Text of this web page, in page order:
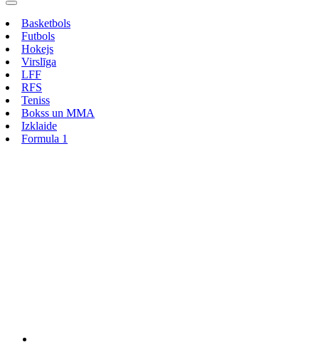
Basketbols
Futbols
Hokejs
Virslīga
LFF
RFS
Teniss
Bokss un MMA
Izklaide
Formula 1